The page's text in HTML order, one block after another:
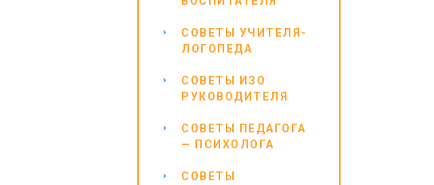
СОВЕТЫ УЧИТЕЛЯ-
ЛОГОПЕДА
СОВЕТЫ ИЗО
РУКОВОДИТЕЛЯ
СОВЕТЫ ПЕДАГОГА
— ПСИХОЛОГА
СОВЕТЫ